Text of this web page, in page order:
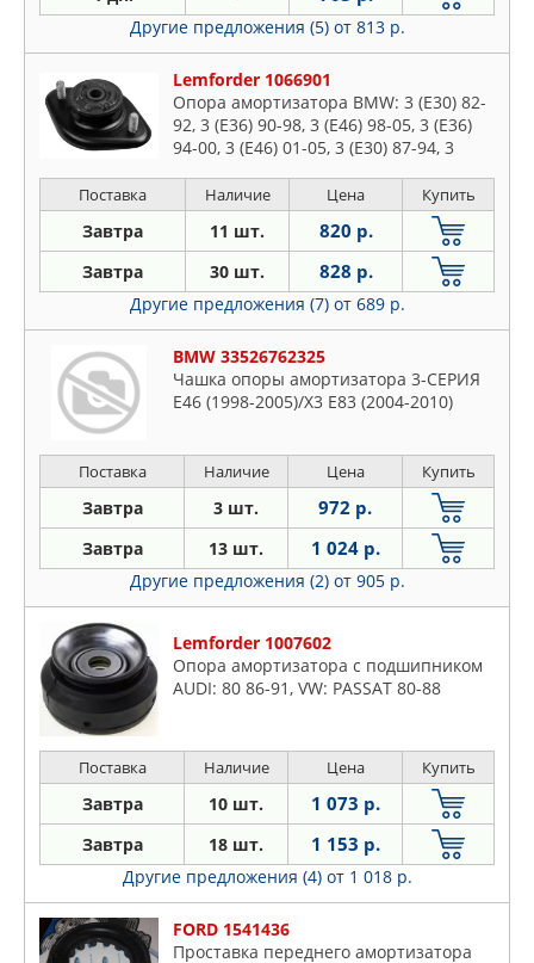
Другие предложения (5) от 813 р.
Lemforder 1066901
Опора амортизатора BMW: 3 (E30) 82-
92, 3 (E36) 90-98, 3 (E46) 98-05, 3 (E36)
94-00, 3 (E46) 01-05, 3 (E30) 87-94, 3
3 (E3
Поставка Наличие Цена Купить
Завтра 11 шт. 820 р.
Завтра 30 шт. 828 р.
Другие предложения (7) от 689 р.
BMW 33526762325
Чашка опоры амортизатора 3-СЕРИЯ
E46 (1998-2005)/X3 E83 (2004-2010)
Поставка Наличие Цена Купить
Завтра 3 шт. 972 р.
Завтра 13 шт. 1 024 р.
Другие предложения (2) от 905 р.
Lemforder 1007602
Опора амортизатора с подшипником
AUDI: 80 86-91, VW: PASSAT 80-88
Поставка Наличие Цена Купить
Завтра 10 шт. 1 073 р.
Завтра 18 шт. 1 153 р.
Другие предложения (4) от 1 018 р.
FORD 1541436
Проставка переднего амортизатора